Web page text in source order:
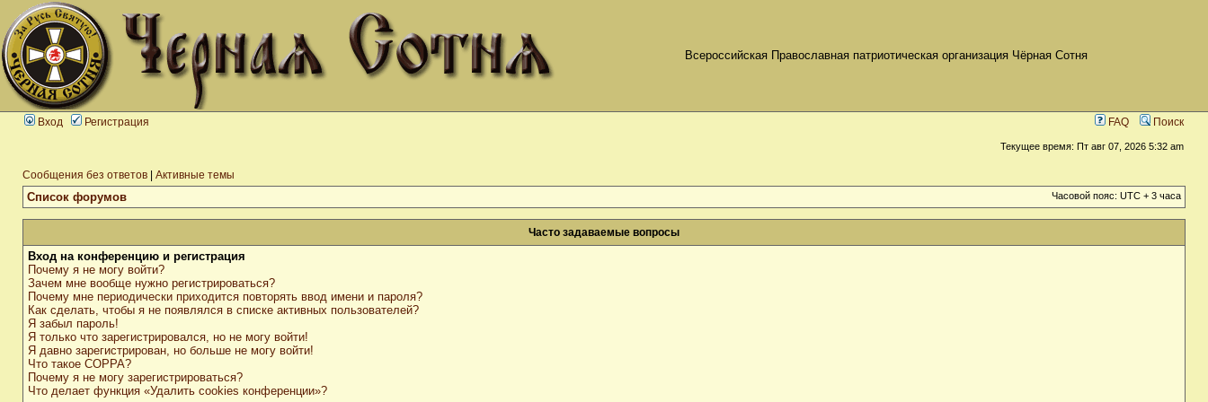
Всероссийская Православная патриотическая организация Чёрная Сотня
Вход Регистрация FAQ Поиск
Текущее время: Пт авг 07, 2026 5:32 am
Сообщения без ответов Активные темы
Список форумов Часовой пояс: UTC + 3 часа
Часто задаваемые вопросы
Вход на конференцию и регистрация
Почему я не могу войти?
Зачем мне вообще нужно регистрироваться?
Почему мне периодически приходится повторять ввод имени и пароля?
Как сделать, чтобы я не появлялся в списке активных пользователей?
Я забыл пароль!
Я только что зарегистрировался, но не могу войти!
Я давно зарегистрирован, но больше не могу войти!
Что такое COPPA?
Почему я не могу зарегистрироваться?
Что делает функция «Удалить cookies конференции»?